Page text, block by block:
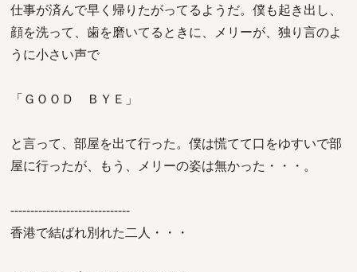
仕事が済んで早く帰りたがってるようだ。僕も起き出し、
顔を洗って、歯を磨いてるときに、メリーが、独り言のよ
うに小さい声で
「ＧＯＯＤ ＢＹＥ」
と言って、部屋を出て行った。僕は慌てて口をゆすいで部
屋に行ったが、もう、メリーの姿は無かった・・・。
------------------------------
香港で結ばれ別れた二人・・・